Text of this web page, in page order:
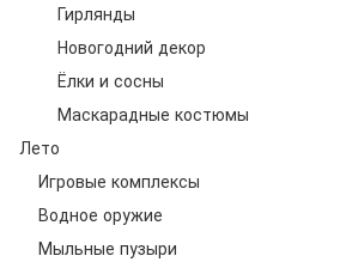
Гирлянды
Новогодний декор
Ёлки и сосны
Маскарадные костюмы
Лето
Игровые комплексы
Водное оружие
Мыльные пузыри